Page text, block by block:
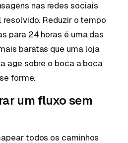
nas redes sociais
Reduzir o tempo
para 24 horas é uma das
baratas que uma loja
age sobre o boca a boca
forme.
um fluxo sem
todos os caminhos